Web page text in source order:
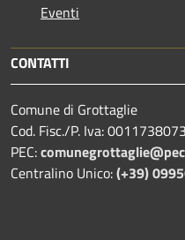
Eventi
CONTATTI
Comune di Grottaglie
Cod. Fisc./P. Iva:
PEC:
Centralino Unico:(+39)